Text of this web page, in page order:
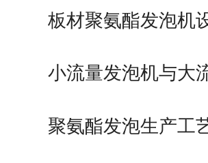
板材聚氨酯发泡机
小流量发泡机与大
聚氨酯发泡生产工